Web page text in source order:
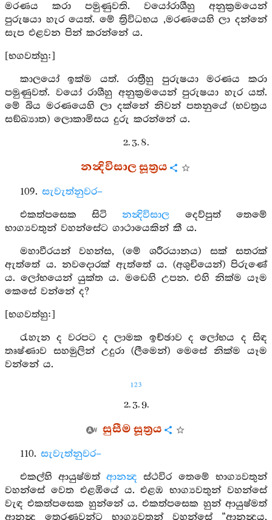
මරණය කරා පමුණුවති. වයෝරාශීහු අනුක්‍රමයෙන්
පුරුෂයා හැර යෙත්. මේ ත්‍රිවිධභය ,මරණයෙහි ලා දන්නේ
සැප එළවන පින් කරන්නේ ය.
[භගවත්හු:]
කාලයෝ ඉක්ම යත්. රාත්‍රීහු පුරුෂයා මරණය කරා
පමුණුවත්. වයෝ රාශීහු අනුක්‍රමයෙන් පුරුෂයා හැර යත්.
මේ බිය මරණයෙහි ලා දක්නේ නිවන් පතනුයේ (භවත්‍රය
සඞ්ඛ්‍යාත) ලොකාමිසය දුරු කරන්නේ ය.
2. 3. 8.
නන්‍දිවිසාල සූත්‍රය
109. සැවැත්නුවර–
එකත්පසෙක සිටිනන්‍දිවිසාල දෙව්පුත් තෙමේ
භාග්‍යවතුන් වහන්සේට ගාථායෙකින් කී ය.
මහාවීරයන් වහන්ස, (මේ ශරීරයානය) සක් සතරක්
ඇත්තේ ය. නවදොරක් ඇත්තේ ය. (අශුචියෙන්) පිරුණේ
ය. ලෝභයෙන් යුක්ත ය. මඩෙහි උපන. එහි නික්ම යෑම
කෙසේ වන්නේ ද?
[භගවත්හු:]
රැහැන ද වරපට ද ලාමක ඉච්ඡාව ද ලෝභය ද සිඳ
තෘෂ්ණාව සහමුලින් උදුරා (ලීමෙන්) මෙසේ නික්ම යෑම
වන්නේ ය.
123
2. 3. 9.
සුසීම සූත්‍රය
110. සැවැත්නුවර–
එකල්හි ආයුෂ්මත්ආනන්‍ද ස්ථවිර තෙමේ භාග්‍යවතුන්
වහන්සේ වෙත එළඹියේ ය. එළඹ භාග්‍යවතුන් වහන්සේ
වැඳ එකත්පසෙක හුන්නේ ය. එකත්පසෙක හුන් ආයුෂ්මත්
ආනන්‍ද තෙරණුවන්ට භාග්‍යවතුන් වහන්සේ “ආනන්‍දය,